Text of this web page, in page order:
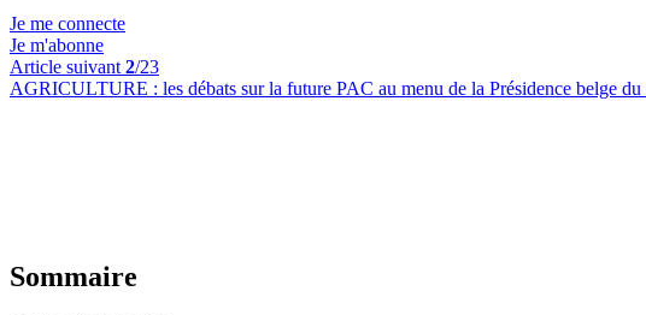
Je me connecte
Je m'abonne
Article suivant 2/23
AGRICULTURE : les débats sur la future PAC au menu de la Présidence belge
Sommaire